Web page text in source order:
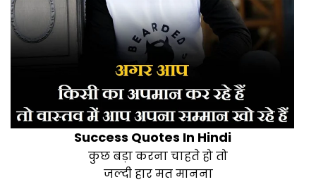
Success Quotes In Hindi
कुछ बड़ा करना चाहते हो तो
जल्दी हार मत मानना